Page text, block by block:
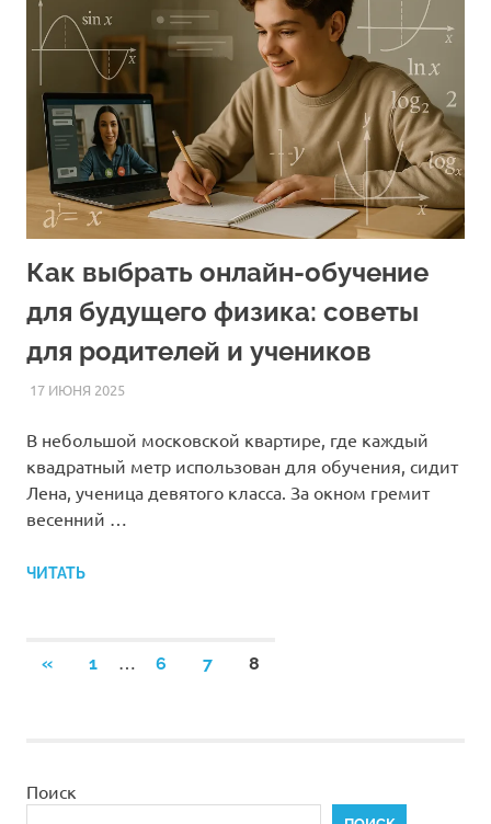
Как выбрать онлайн-обучение
для будущего физика: советы
для родителей и учеников
17 ИЮНЯ 2025FOREIGNSCHOOL
СТАТЬИ
В небольшой московской квартире, где каждый
квадратный метр использован для обучения, сидит
Лена, ученица девятого класса. За окном гремит
весенний …
ЧИТАТЬ
Пагинация
«ПРЕДЫДУЩИЕ
1 6 7 8
Поиск